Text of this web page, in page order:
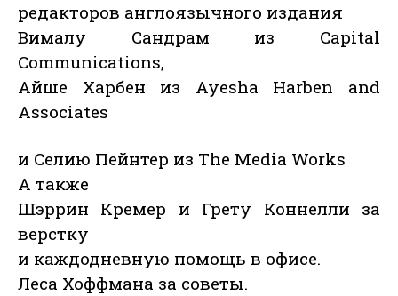
редакторов англоязычного издания
Вималу Сандрам из Capital
Communications,
Айше Харбен из Ayesha Harben and
Associates
и Селию Пейнтер из The Media Works
А также
Шэррин Кремер и Грету Коннелли за
верстку
и каждодневную помощь в офисе.
Леса Хоффмана за советы.